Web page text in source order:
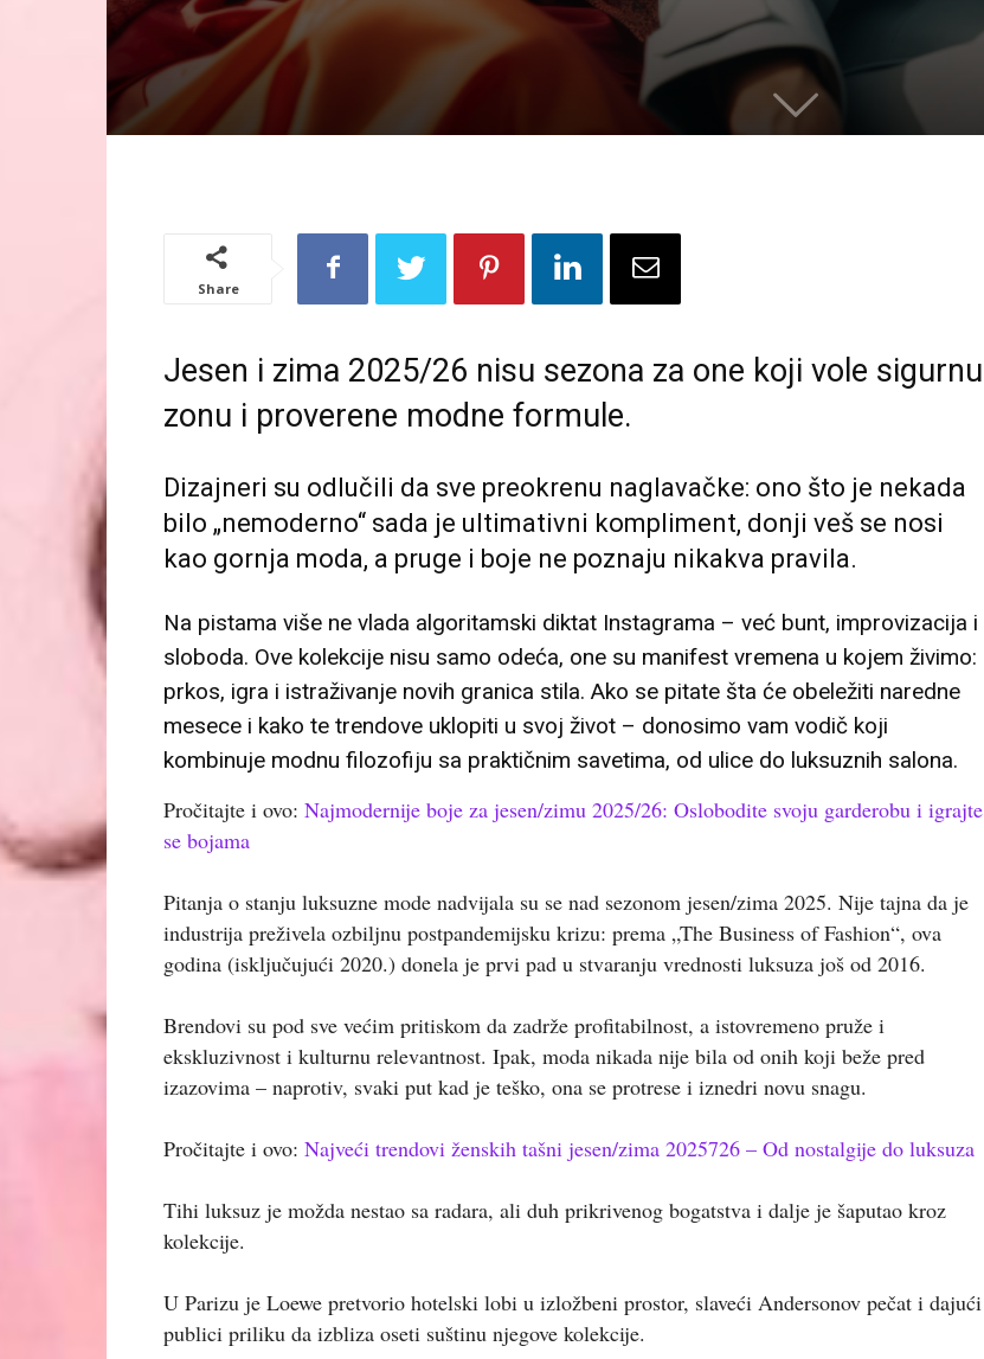
Share
Jesen i zima 2025/26 nisu sezona za one koji vole sigurnu
zonu i proverene modne formule.
Dizajneri su odlučili da sve preokrenu naglavačke: ono što je nekada
bilo „nemoderno“ sada je ultimativni kompliment, donji veš se nosi
kao gornja moda, a pruge i boje ne poznaju nikakva pravila.
Na pistama više ne vlada algoritamski diktat Instagrama – već bunt, improvizacija i
sloboda. Ove kolekcije nisu samo odeća, one su manifest vremena u kojem živimo:
prkos, igra i istraživanje novih granica stila. Ako se pitate šta će obeležiti naredne
mesece i kako te trendove uklopiti u svoj život – donosimo vam vodič koji
kombinuje modnu filozofiju sa praktičnim savetima, od ulice do luksuznih salona.
Pročitajte i ovo: Najmodernije boje za jesen/zimu 2025/26: Oslobodite svoju garderobu i igrajte
se bojama
Pitanja o stanju luksuzne mode nadvijala su se nad sezonom jesen/zima 2025. Nije tajna da je
industrija preživela ozbiljnu postpandemijsku krizu: prema „The Business of Fashion“, ova
godina (isključujući 2020.) donela je prvi pad u stvaranju vrednosti luksuza još od 2016.
Brendovi su pod sve većim pritiskom da zadrže profitabilnost, a istovremeno pruže i
ekskluzivnost i kulturnu relevantnost. Ipak, moda nikada nije bila od onih koji beže pred
izazovima – naprotiv, svaki put kad je teško, ona se protrese i iznedri novu snagu.
Pročitajte i ovo: Najveći trendovi ženskih tašni jesen/zima 2025726 – Od nostalgije do luksuza
Tihi luksuz je možda nestao sa radara, ali duh prikrivenog bogatstva i dalje je šaputao kroz
kolekcije.
U Parizu je Loewe pretvorio hotelski lobi u izložbeni prostor, slaveći Andersonov pečat i dajući
publici priliku da izbliza oseti suštinu njegove kolekcije.